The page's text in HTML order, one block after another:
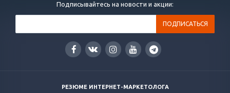
Подписывайтесь на новости и акции:
РЕЗЮМЕ ИНТЕРНЕТ-МАРКЕТОЛОГА